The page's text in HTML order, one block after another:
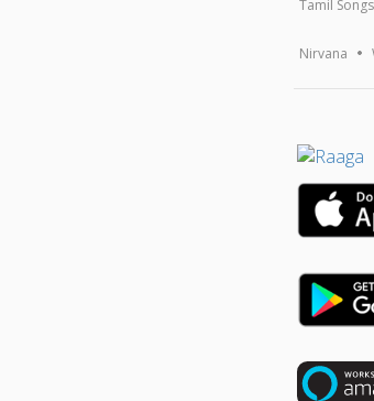
Tamil Songs
Nirvana